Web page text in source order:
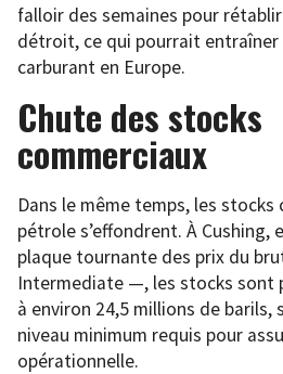
falloir des semaines pour
détroit, ce qui pourrait
carburant en Europe.
Chute des stocks
commerciaux
Dans le même temps, les stocks
pétrole s’effondrent. À Cushing,
plaque tournante des prix du
Intermediate —, les stocks sont
à environ 24,5 millions de barils,
niveau minimum requis pour
opérationnelle.